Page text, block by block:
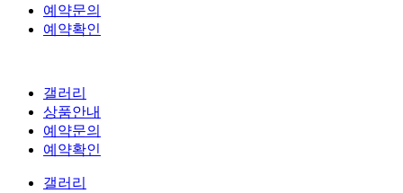
예약문의
예약확인
갤러리
상품안내
예약문의
예약확인
갤러리